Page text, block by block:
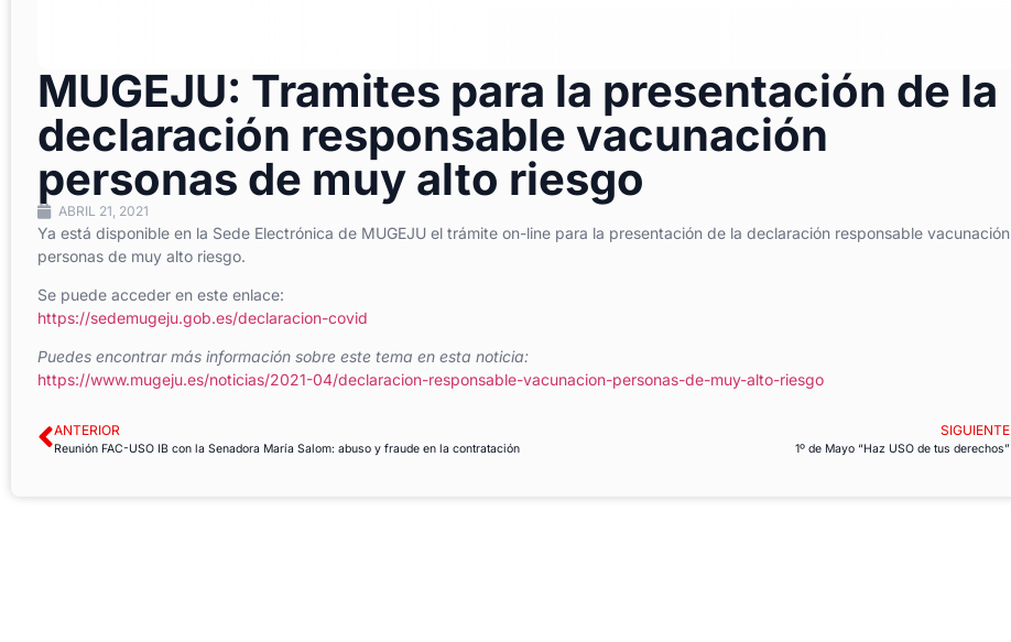
MUGEJU: Tramites para la presentación de la
declaración responsable vacunación
personas de muy alto riesgo
ABRIL 21, 2021
Ya está disponible en la Sede Electrónica de MUGEJU el trámite on-line para la presentación de la declaración responsable vacunación
personas de muy alto riesgo.
Se puede acceder en este enlace:
https://sedemugeju.gob.es/declaracion-covid
Puedes encontrar más información sobre este tema en esta noticia:
https://www.mugeju.es/noticias/2021-04/declaracion-responsable-vacunacion-personas-de-muy-alto-riesgo
ANTERIOR
Reunión FAC-USO IB con la Senadora María Salom: abuso y fraude en la contratación
SIGUIENTE
1º de Mayo “Haz USO de tus derechos”